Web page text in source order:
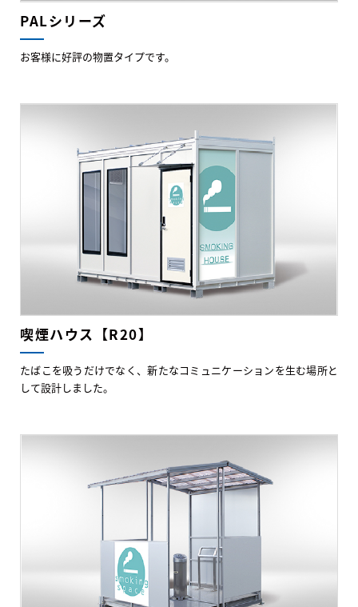
PALシリーズ
お客様に好評の物置タイプです。
喫煙ハウス【R20】
たばこを吸うだけでなく、新たなコミュニケーションを生む場所と
して設計しました。